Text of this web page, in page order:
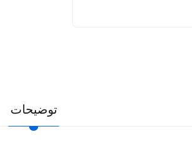
توضیحات